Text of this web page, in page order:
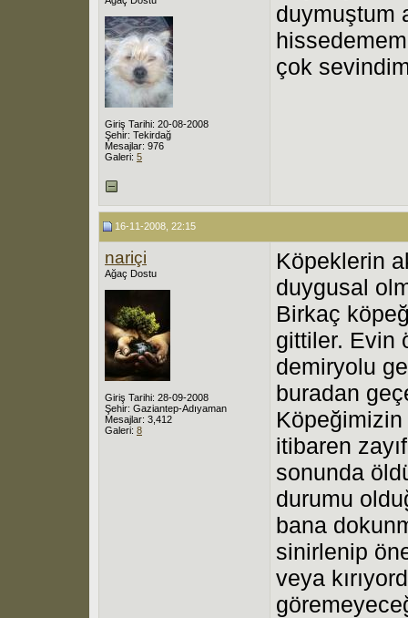
Giriş Tarihi: 20-08-2008
Şehir: Tekirdağ
Mesajlar: 976
Galeri: 5
duymuştum
çok
16-11-2008, 22:15
nariçi
Ağaç Dostu
Giriş Tarihi: 28-09-2008
Şehir: Gaziantep-Adıyaman
Mesajlar: 3,412
Galeri: 8
Köpeklerin
duygusal
Birkaç
gittiler. Evin
demiryolu
buradan
itibaren
sonunda
durumu
bana
sinirlenip
veya